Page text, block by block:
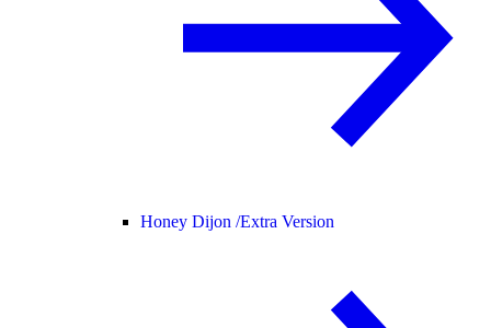
Honey Dijon /Extra Version